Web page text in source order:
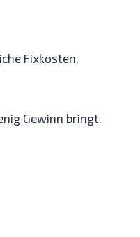
Fixkosten,
Gewinn bringt.